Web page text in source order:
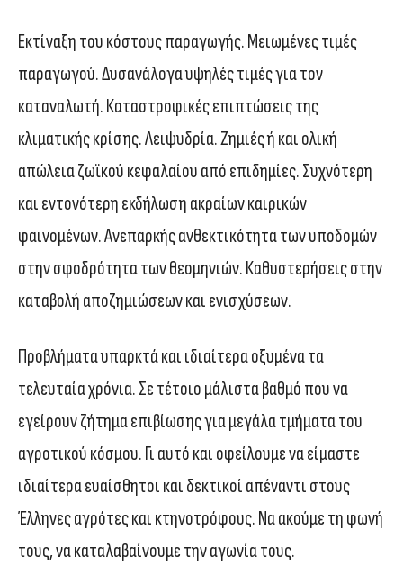
Εκτίναξη του κόστους παραγωγής. Μειωμένες τιμές
παραγωγού. Δυσανάλογα υψηλές τιμές για τον
καταναλωτή. Καταστροφικές επιπτώσεις της
κλιματικής κρίσης. Λειψυδρία. Ζημιές ή και ολική
απώλεια ζωϊκού κεφαλαίου από επιδημίες. Συχνότερη
και εντονότερη εκδήλωση ακραίων καιρικών
φαινομένων. Ανεπαρκής ανθεκτικότητα των υποδομών
στην σφοδρότητα των θεομηνιών. Καθυστερήσεις στην
καταβολή αποζημιώσεων και ενισχύσεων.
Προβλήματα υπαρκτά και ιδιαίτερα οξυμένα τα
τελευταία χρόνια. Σε τέτοιο μάλιστα βαθμό που να
εγείρουν ζήτημα επιβίωσης για μεγάλα τμήματα του
αγροτικού κόσμου. Γι αυτό και οφείλουμε να είμαστε
ιδιαίτερα ευαίσθητοι και δεκτικοί απέναντι στους
Έλληνες αγρότες και κτηνοτρόφους. Να ακούμε τη φωνή
τους, να καταλαβαίνουμε την αγωνία τους.